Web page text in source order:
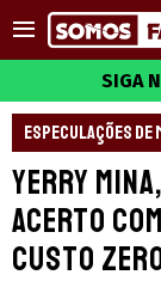
SIGA
ESPECULAÇÕES DE
Yerry
acerto
custo